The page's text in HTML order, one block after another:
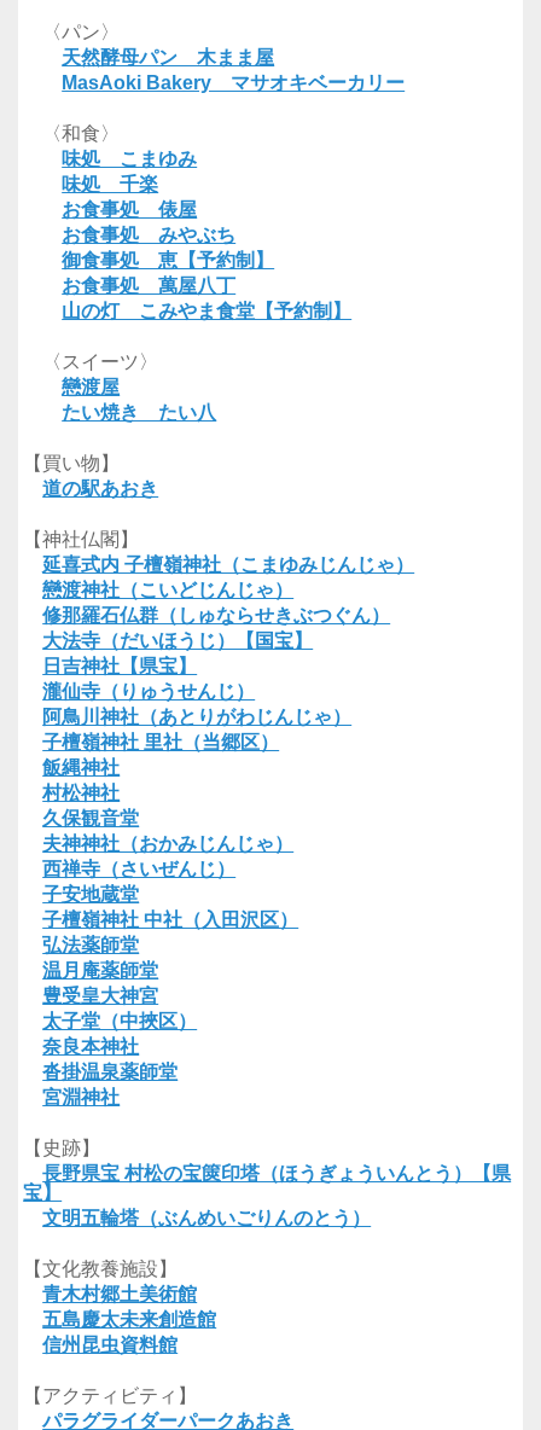
〈パン〉
天然酵母パン 木まま屋
MasAoki Bakery マサオキベーカリー
〈和食〉
味処 こまゆみ
味処 千楽
お食事処 俵屋
お食事処 みやぶち
御食事処 恵【予約制】
お食事処 萬屋八丁
山の灯 こみやま食堂【予約制】
〈スイーツ〉
戀渡屋
たい焼き たい八
【買い物】
道の駅あおき
【神社仏閣】
延喜式内 子檀嶺神社（こまゆみじんじゃ）
戀渡神社（こいどじんじゃ）
修那羅石仏群（しゅならせきぶつぐん）
大法寺（だいほうじ）【国宝】
日吉神社【県宝】
瀧仙寺（りゅうせんじ）
阿鳥川神社（あとりがわじんじゃ）
子檀嶺神社 里社（当郷区）
飯縄神社
村松神社
久保観音堂
夫神神社（おかみじんじゃ）
西禅寺（さいぜんじ）
子安地蔵堂
子檀嶺神社 中社（入田沢区）
弘法薬師堂
温月庵薬師堂
豊受皇大神宮
太子堂（中挾区）
奈良本神社
沓掛温泉薬師堂
宮淵神社
【史跡】
長野県宝 村松の宝篋印塔（ほうぎょういんとう）【県
宝】
文明五輪塔（ぶんめいごりんのとう）
【文化教養施設】
青木村郷土美術館
五島慶太未来創造館
信州昆虫資料館
【アクティビティ】
パラグライダーパークあおき